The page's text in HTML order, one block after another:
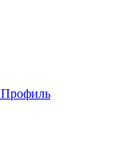
Профиль